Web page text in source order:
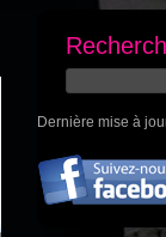
Dernière mise à